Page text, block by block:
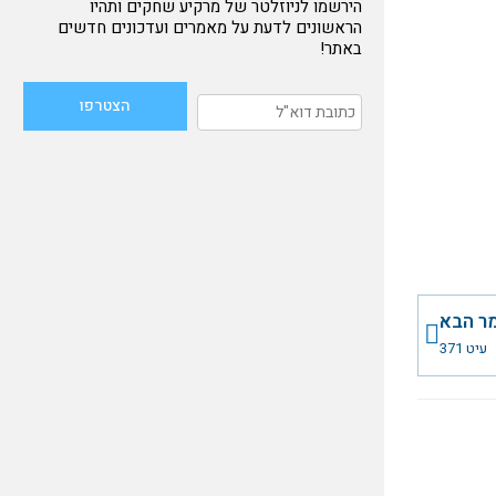
הבא
עיט 371
הבא
הירשמו לניוזלטר של מרקיע שחקים ותהיו
הראשונים לדעת על מאמרים ועדכונים חדשים
באתר!